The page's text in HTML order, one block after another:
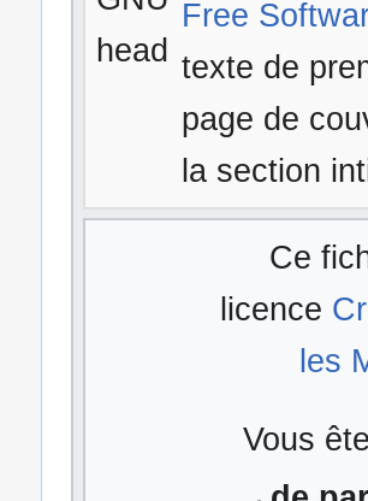
Free
texte de
page de
la section
Ce
licence
les
Vous